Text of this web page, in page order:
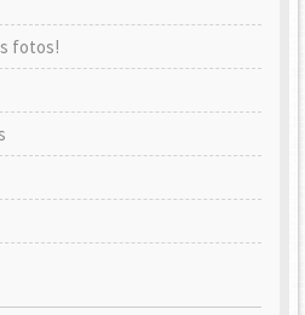
fotos!